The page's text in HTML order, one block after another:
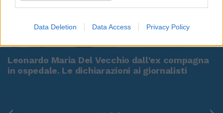
Data Deletion Data Access Privacy Policy
Leonardo Maria Del Vecchio dall'ex compagna
in ospedale. Le dichiarazioni ai giornalisti